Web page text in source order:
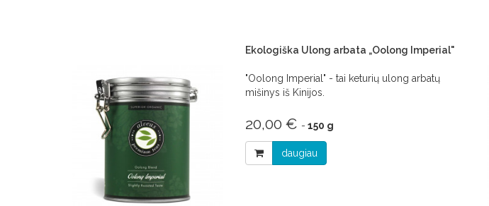
Ekologiška Ulong arbata „Oolong Imperial"
"Oolong Imperial" - tai keturių ulong arbatų
mišinys iš Kinijos.
20,00 € - 150 g
daugiau